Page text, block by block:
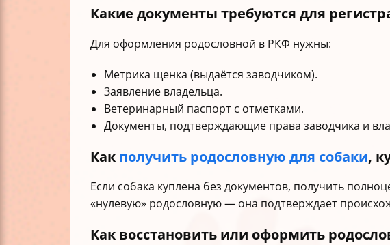
Какие документы требуются для
Для оформления родословной в РКФ нужны:
Метрика щенка (выдаётся заводчиком).
Заявление владельца.
Ветеринарный паспорт с отметками.
Документы, подтверждающие права заводчика и
Как получить родословную для собаки,
Если собака куплена без документов, получить
«нулевую» родословную — она подтверждает
Как восстановить или оформить